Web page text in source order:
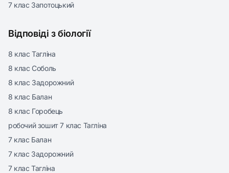
7 клас Запотоцький
Відповіді з біології
8 клас Тагліна
8 клас Соболь
8 клас Задорожний
8 клас Балан
8 клас Горобець
робочий зошит 7 клас Тагліна
7 клас Балан
7 клас Задорожний
7 клас Тагліна